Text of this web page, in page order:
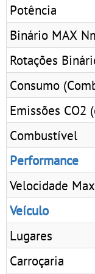
Potência
Binário MAX
Rotações
Consumo
Emissões CO2
Combustível
Performance
Velocidade
Veículo
Lugares
Carroçaria